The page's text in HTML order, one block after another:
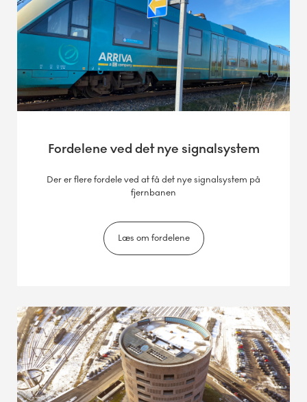
Fordelene ved det nye signalsystem
Der er flere fordele ved at få det nye signalsystem på
fjernbanen
Læs om fordelene